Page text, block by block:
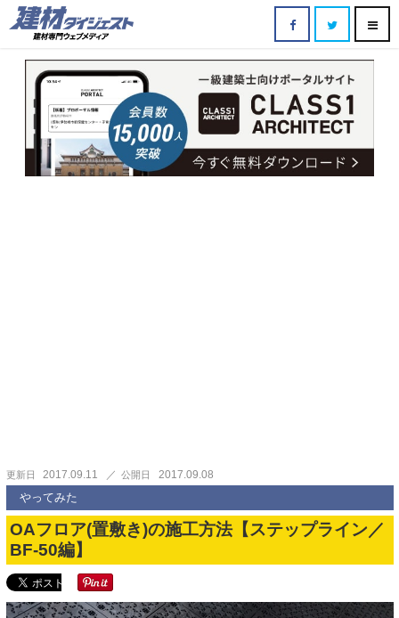
更新日 2017.09.11 公開日 2017.09.08
やってみた
OAフロア(置敷き)の施工方法【ステップライン／
BF-50編】